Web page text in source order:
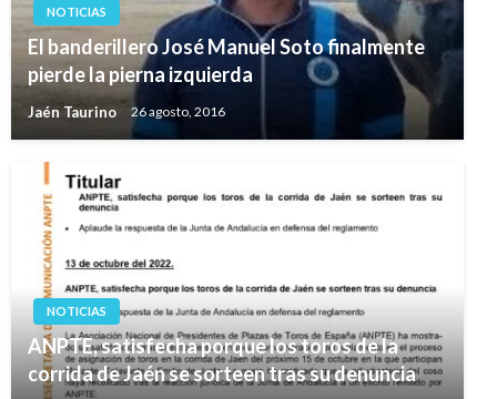
NOTICIAS
El banderillero José Manuel Soto finalmente
pierde la pierna izquierda
Jaén Taurino 26 agosto, 2016
NOTICIAS
ANPTE, satisfecha porque los toros de la
corrida de Jaén se sorteen tras su denuncia